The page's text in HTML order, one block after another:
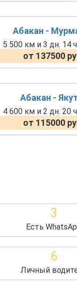
Абакан -
5 500 км и 3 дн. 14
от 137500
Абакан -
4 600 км и 2 дн. 20
от 115000
3
Есть
6
Личный